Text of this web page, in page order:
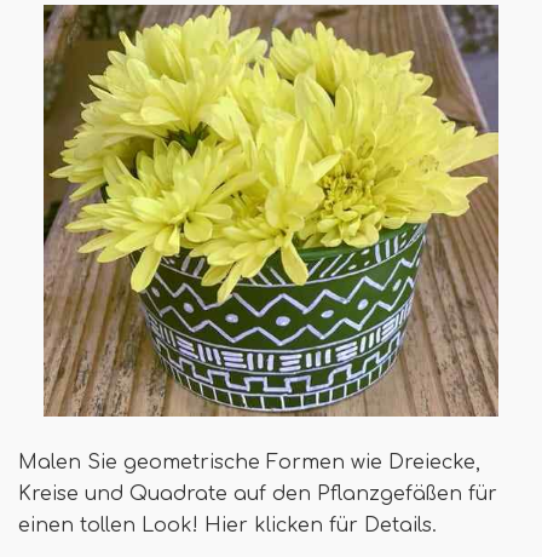
Malen Sie geometrische Formen wie Dreiecke,
Kreise und Quadrate auf den Pflanzgefäßen für
einen tollen Look! Hier klicken für Details.